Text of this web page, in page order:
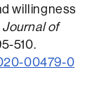
willingness
of
510.
00479-0